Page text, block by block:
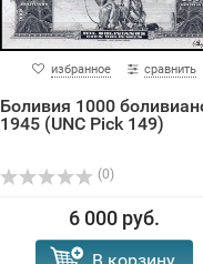
избранное сравнить
Боливия 1000
1945 (UNC Pick 149)
(0)
6 000 руб.